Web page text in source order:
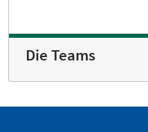
Die Teams